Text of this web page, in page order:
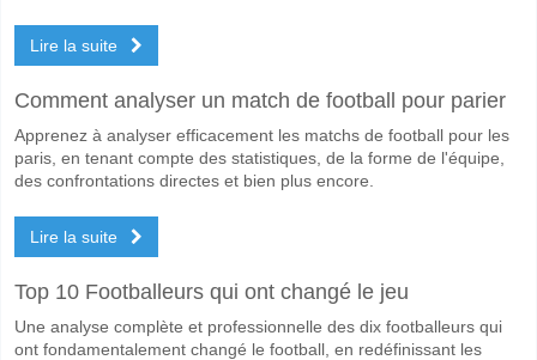
Lire la suite
Comment analyser un match de football pour parier
Apprenez à analyser efficacement les matchs de football pour les
paris, en tenant compte des statistiques, de la forme de l'équipe,
des confrontations directes et bien plus encore.
Lire la suite
Top 10 Footballeurs qui ont changé le jeu
Une analyse complète et professionnelle des dix footballeurs qui
ont fondamentalement changé le football, en redéfinissant les